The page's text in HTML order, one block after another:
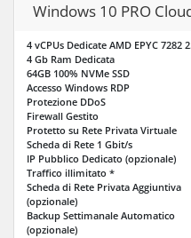
Windows 10 PRO
4 vCPUs Dedicate AMD EPYC 7282
4 Gb Ram Dedicata
64GB 100% NVMe SSD
Accesso Windows RDP
Protezione DDoS
Firewall Gestito
Protetto su Rete Privata Virtuale
Scheda di Rete 1 Gbit/s
IP Pubblico Dedicato (opzionale)
Traffico illimitato *
Scheda di Rete Privata Aggiuntiva
(opzionale)
Backup Settimanale Automatico
(opzionale)